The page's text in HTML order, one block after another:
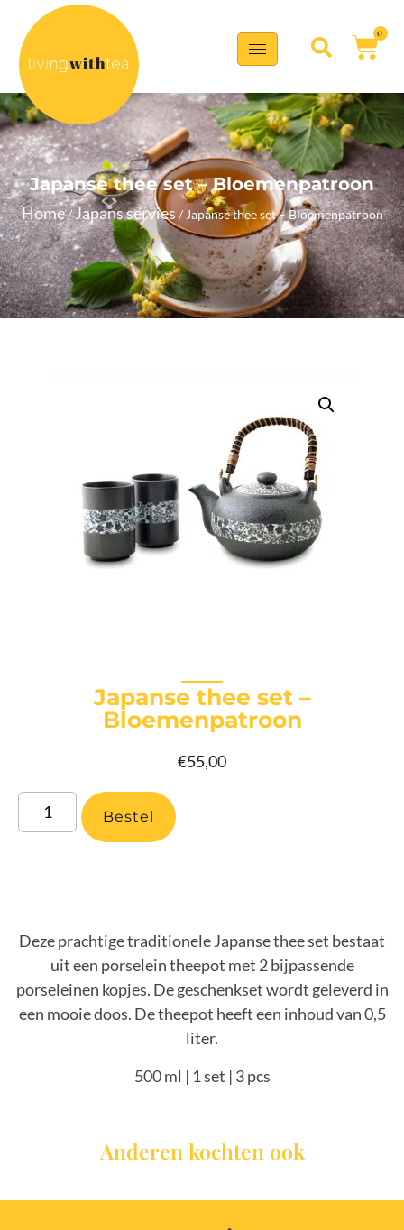
0
Japanse thee set – Bloemenpatroon
Home/Japans servies / Japanse thee set – Bloemenpatroon
Japanse thee set –
Bloemenpatroon
€55,00
Bestel
Deze prachtige traditionele Japanse thee set bestaat
uit een porselein theepot met 2 bijpassende
porseleinen kopjes. De geschenkset wordt geleverd in
een mooie doos. De theepot heeft een inhoud van 0,5
liter.
500 ml | 1 set | 3 pcs
Anderen kochten ook